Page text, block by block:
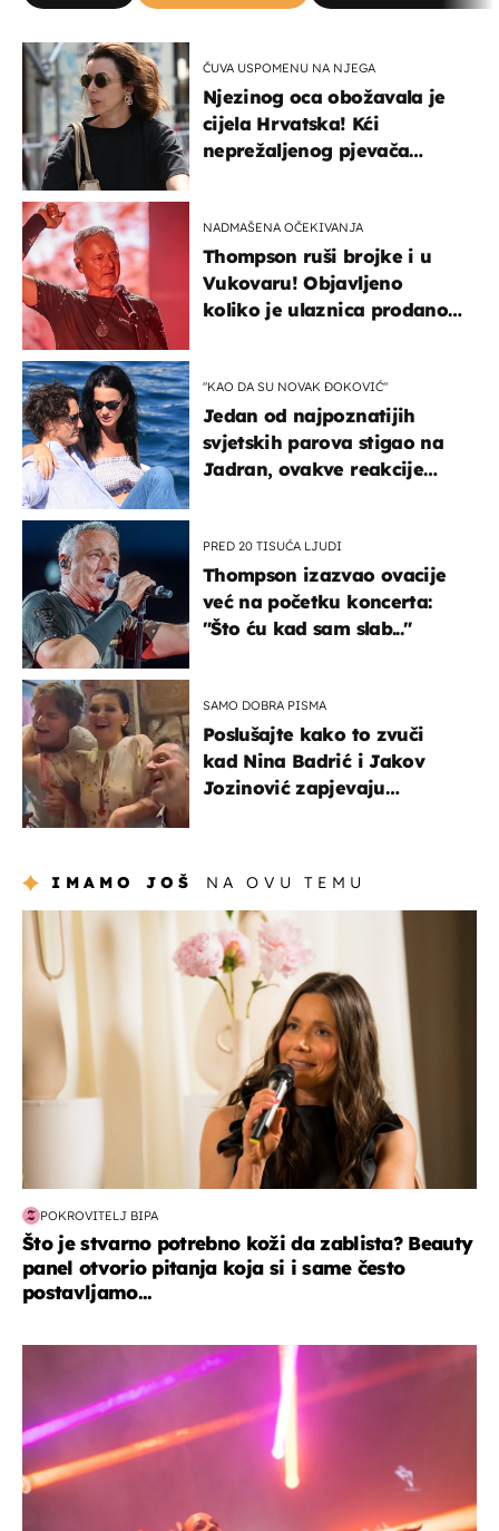
ČUVA USPOMENU NA NJEGA
Njezinog oca obožavala je
cijela Hrvatska! Kći
neprežaljenog pjevača
NADMAŠENA OČEKIVANJA
Thompson ruši brojke i u
Vukovaru! Objavljeno
koliko je ulaznica prodano
"KAO DA SU NOVAK ĐOKOVIĆ"
Jedan od najpoznatijih
svjetskih parova stigao na
Jadran, ovakve reakcije
PRED 20 TISUĆA LJUDI
Thompson izazvao ovacije
već na početku koncerta:
"Što ću kad sam slab..."
SAMO DOBRA PISMA
Poslušajte kako to zvuči
kad Nina Badrić i Jakov
Jozinović zapjevaju
IMAMO JOŠ NA OVU TEMU
moda & ljepota
POKROVITELJ BIPA
Što je stvarno potrebno koži da zablista? Beauty
panel otvorio pitanja koja si i same često
postavljamo...